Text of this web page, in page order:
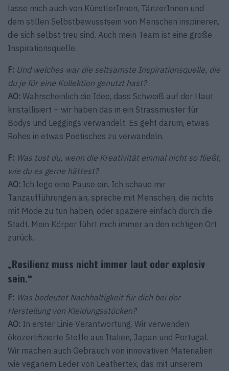
lasse mich auch von KünstlerInnen, TänzerInnen und
dem stillen Selbstbewusstsein von Menschen inspirieren,
die sich selbst treu sind. Auch mein Team ist eine große
Inspirationsquelle.
F: Und welches war die seltsamste Inspirationsquelle, die
du je für eine Kollektion genutzt hast?
AO: Wahrscheinlich die Idee, dass Schweiß auf der Haut
kristallisiert – wir haben das in ein Strassmuster für
Bodys und Leggings verwandelt. Es geht darum, etwas
Rohes in etwas Poetisches zu verwandeln.
F: Was tust du, wenn die Kreativität einmal nicht so fließt,
wie du es gerne hättest?
AO: Ich lege eine Pause ein. Ich schaue mir
Tanzaufführungen an, spreche mit Menschen, die nichts
mit Mode zu tun haben, oder spaziere einfach durch die
Stadt. Mein Körper führt mich immer an den richtigen Ort
zurück.
„Resilienz muss nicht immer laut oder explosiv
sein.“
F: Was bedeutet Nachhaltigkeit für dich bei der
Herstellung von Kleidungsstücken?
AO: In erster Linie Verantwortung. Wir verwenden
ökozertifizierte Stoffe aus Italien, Japan und Portugal.
Wir machen auch Gebrauch von innovativen Materialien
wie veganem Leder von Leathertex, das mit unserem